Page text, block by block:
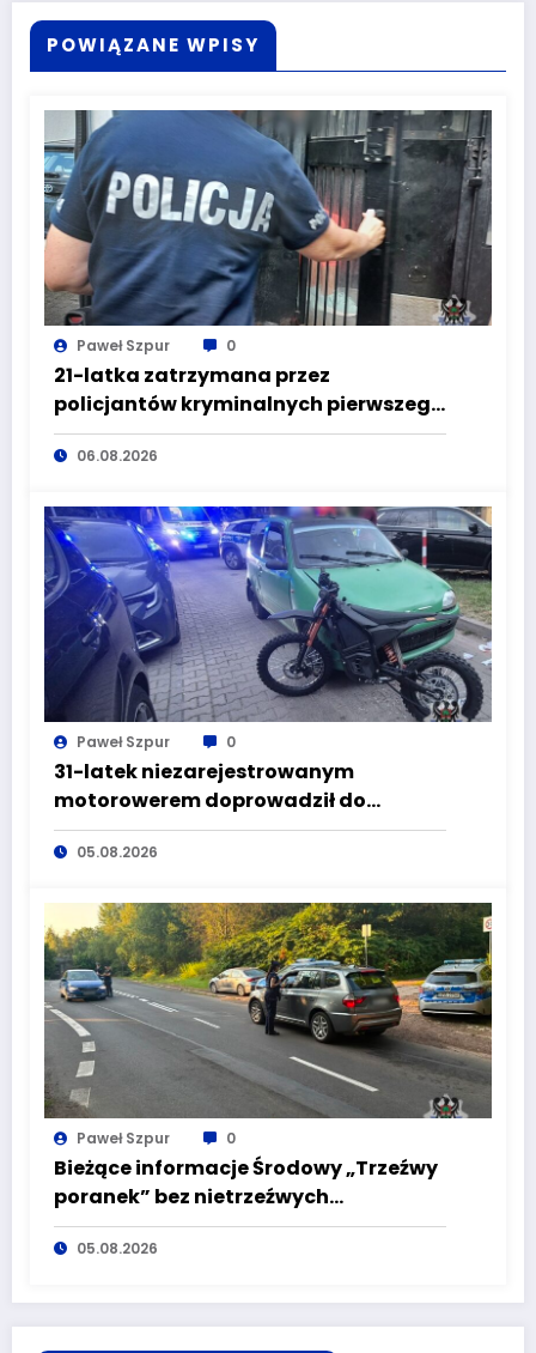
POWIĄZANE WPISY
Paweł Szpur 0
21-latka zatrzymana przez
policjantów kryminalnych pierwszego
komisariatu za kradzieże sklepowe
06.08.2026
Paweł Szpur 0
31-latek niezarejestrowanym
motorowerem doprowadził do
wypadku będąc pod wpływem
alkoholu
05.08.2026
Paweł Szpur 0
Bieżące informacje Środowy „Trzeźwy
poranek” bez nietrzeźwych
kierujących! To cieszy!
05.08.2026